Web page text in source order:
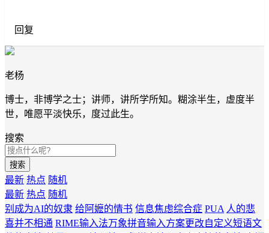
回复
老杨
博士，非博学之士；讲师，讲所学所知。糊涂半生，虚度半
世，唯愿平淡快乐，度过此生。
搜索
搜索
最新 热点 随机
最新 热点 随机
别成为AI的奴隶 给阿嬷的情书 信息焦虑综合症 PUA 人的悲
喜并不相通 RIME输入法万象拼音输入方案更改自定义短语文